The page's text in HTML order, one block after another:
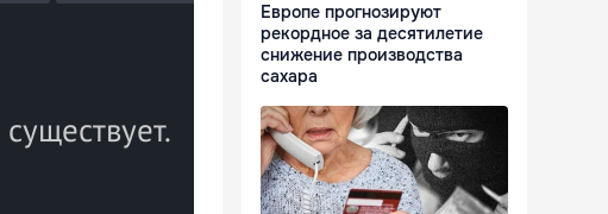
Европе прогнозируют
рекордное за десятилетие
снижение производства
сахара